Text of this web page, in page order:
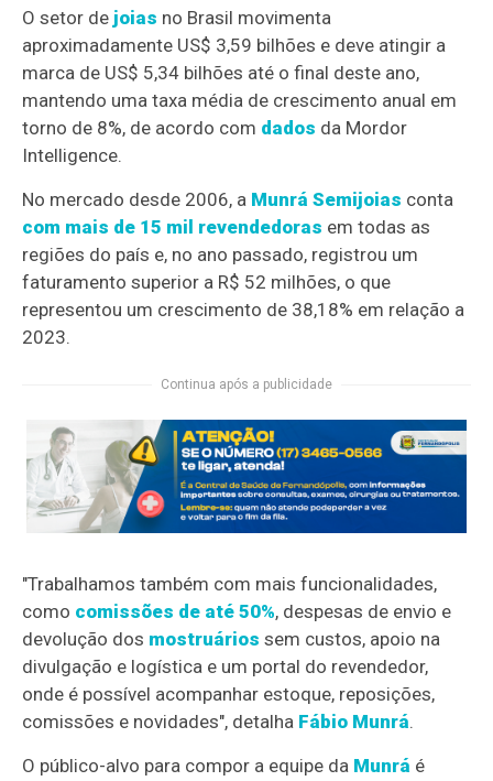
O setor de joias no Brasil movimenta
aproximadamente US$ 3,59 bilhões e deve atingir a
marca de US$ 5,34 bilhões até o final deste ano,
mantendo uma taxa média de crescimento anual em
torno de 8%, de acordo com dados da Mordor
Intelligence.
No mercado desde 2006, a Munrá Semijoias conta
com mais de 15 mil revendedoras em todas as
regiões do país e, no ano passado, registrou um
faturamento superior a R$ 52 milhões, o que
representou um crescimento de 38,18% em relação a
2023.
Continua após a publicidade
"Trabalhamos também com mais funcionalidades,
como comissões de até 50%, despesas de envio e
devolução dos mostruários sem custos, apoio na
divulgação e logística e um portal do revendedor,
onde é possível acompanhar estoque, reposições,
comissões e novidades", detalha Fábio Munrá.
O público-alvo para compor a equipe da Munrá é